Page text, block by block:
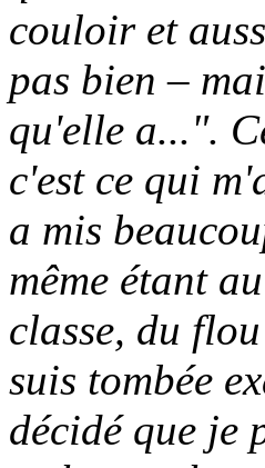
couloir et
pas bien –
qu'elle a...".
c'est ce qui
a mis
même étant
classe, du
suis tombée
décidé que je